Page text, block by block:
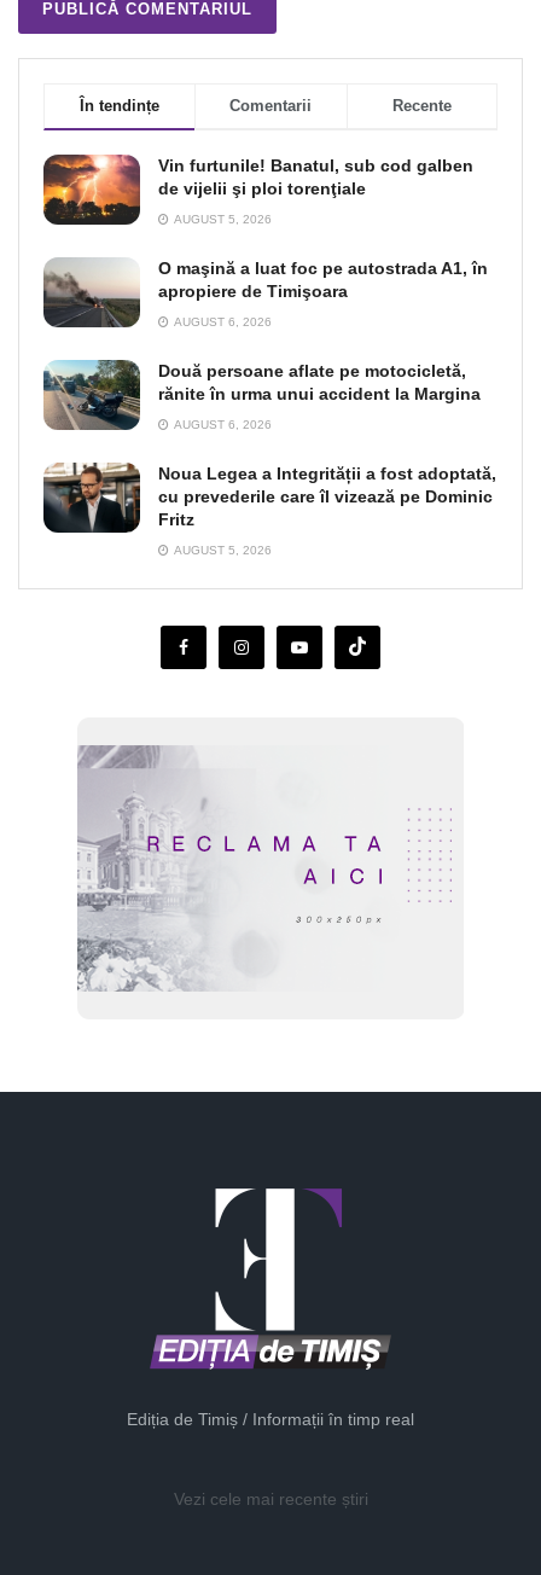
În tendințe Comentarii Recente
Vin furtunile! Banatul, sub cod galben
de vijelii şi ploi torenţiale
AUGUST 5, 2026
O maşină a luat foc pe autostrada A1, în
apropiere de Timişoara
AUGUST 6, 2026
Două persoane aflate pe motocicletă,
rănite în urma unui accident la Margina
AUGUST 6, 2026
Noua Legea a Integrității a fost adoptată,
cu prevederile care îl vizează pe Dominic
Fritz
AUGUST 5, 2026
Ediția de Timiș / Informații în timp real
Vezi cele mai recente știri